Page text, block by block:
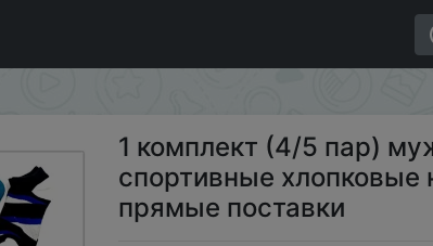
спортивные хлопковые носки мужские
1 комплект (4/5 пар)
спортивные
прямые поставки